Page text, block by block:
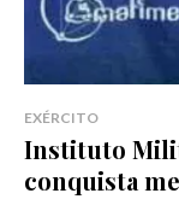
EXÉRCITO
Instituto
conquista